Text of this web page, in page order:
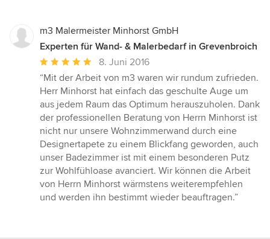
m3 Malermeister Minhorst GmbH
Experten für Wand- & Malerbedarf in Grevenbroich
Durchschnittliche
Bewertung:
5
von
5
Sternen
8. Juni 2016
“Mit der Arbeit von m3 waren wir rundum zufrieden.
Herr Minhorst hat einfach das geschulte Auge um
aus jedem Raum das Optimum herauszuholen. Dank
der professionellen Beratung von Herrn Minhorst ist
nicht nur unsere Wohnzimmerwand durch eine
Designertapete zu einem Blickfang geworden, auch
unser Badezimmer ist mit einem besonderen Putz
zur Wohlfühloase avanciert. Wir können die Arbeit
von Herrn Minhorst wärmstens weiterempfehlen
und werden ihn bestimmt wieder beauftragen.”